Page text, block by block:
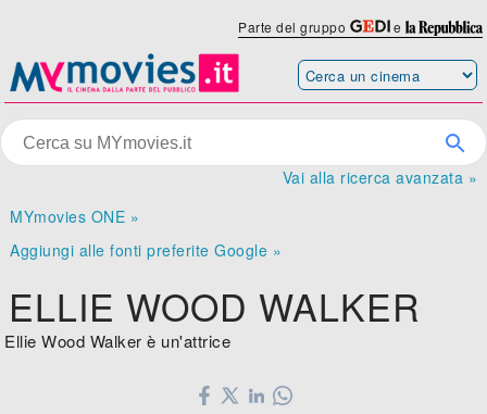
Parte del gruppo e
Vai alla ricerca avanzata »
MYmovies ONE »
Aggiungi alle fonti preferite Google »
ELLIE WOOD WALKER
Ellie Wood Walker è un'attrice